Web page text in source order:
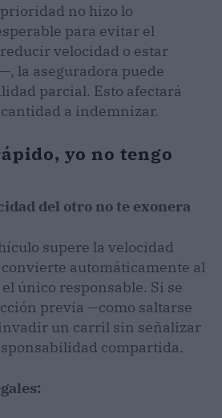
no hizo lo
para evitar el
velocidad o estar
la aseguradora puede
parcial. Esto afectará
a indemnizar.
yo no tengo
del otro no te exonera
supere la velocidad
automáticamente al
único responsable. Si se
previa —como saltarse
invadir un carril sin señalizar
compartida.